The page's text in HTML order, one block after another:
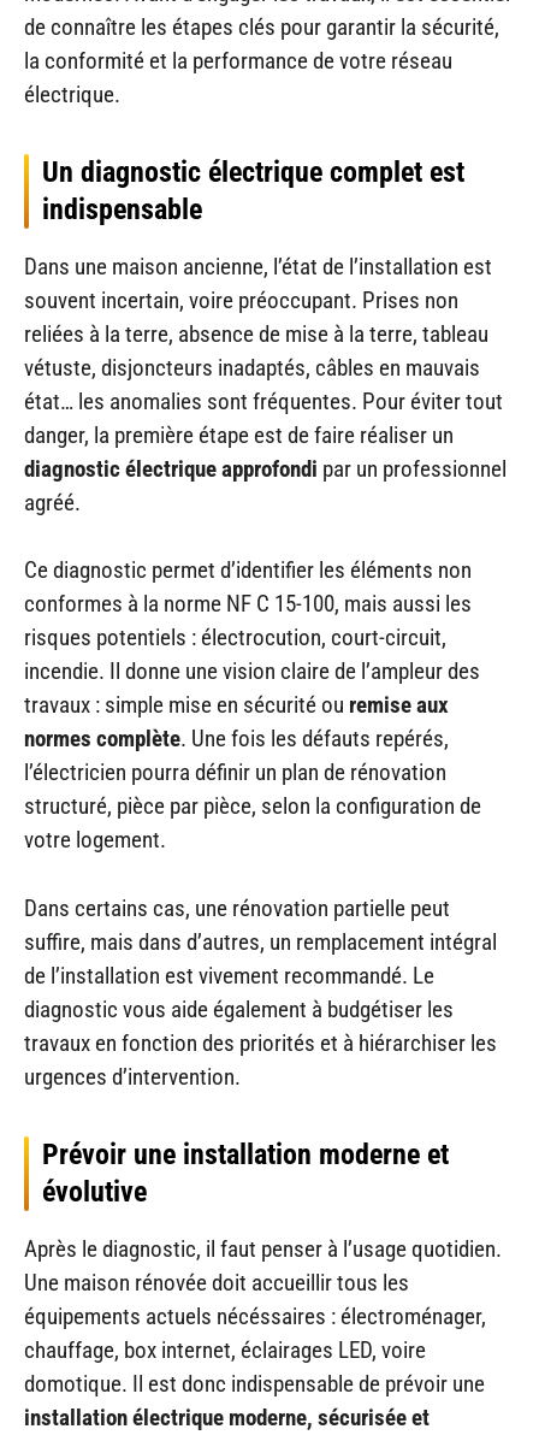
de connaître les étapes clés pour garantir la sécurité,
la conformité et la performance de votre réseau
électrique.
Un diagnostic électrique complet est
indispensable
Dans une maison ancienne, l’état de l’installation est
souvent incertain, voire préoccupant. Prises non
reliées à la terre, absence de mise à la terre, tableau
vétuste, disjoncteurs inadaptés, câbles en mauvais
état… les anomalies sont fréquentes. Pour éviter tout
danger, la première étape est de faire réaliser un
diagnostic électrique approfondi par un professionnel
agréé.
Ce diagnostic permet d’identifier les éléments non
conformes à la norme NF C 15-100, mais aussi les
risques potentiels : électrocution, court-circuit,
incendie. Il donne une vision claire de l’ampleur des
travaux : simple mise en sécurité ou remise aux
normes complète. Une fois les défauts repérés,
l’électricien pourra définir un plan de rénovation
structuré, pièce par pièce, selon la configuration de
votre logement.
Dans certains cas, une rénovation partielle peut
suffire, mais dans d’autres, un remplacement intégral
de l’installation est vivement recommandé. Le
diagnostic vous aide également à budgétiser les
travaux en fonction des priorités et à hiérarchiser les
urgences d’intervention.
Prévoir une installation moderne et
évolutive
Après le diagnostic, il faut penser à l’usage quotidien.
Une maison rénovée doit accueillir tous les
équipements actuels nécéssaires : électroménager,
chauffage, box internet, éclairages LED, voire
domotique. Il est donc indispensable de prévoir une
installation électrique moderne, sécurisée et